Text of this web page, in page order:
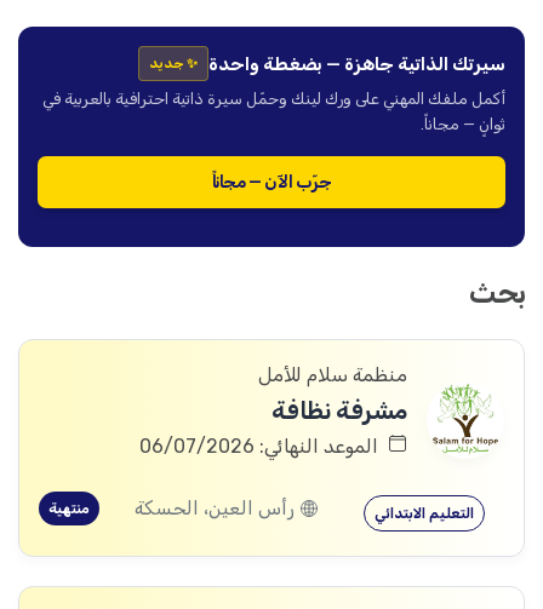
سيرتك الذاتية جاهزة — بضغطة واحدة ✨ جديد
أكمل ملفك المهني على ورك لينك وحمّل سيرة ذاتية احترافية بالعربية في
ثوانٍ — مجاناً.
جرّب الآن — مجاناً
بحث
منظمة سلام للأمل
مشرفة نظافة
الموعد النهائي: 06/07/2026
التعليم الابتدائي رأس العين، الحسكة منتهية